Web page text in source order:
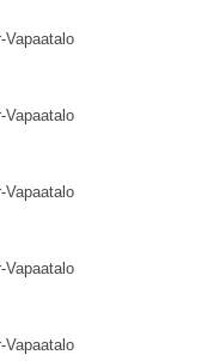
Vapaatalo
Vapaatalo
Vapaatalo
Vapaatalo
Vapaatalo